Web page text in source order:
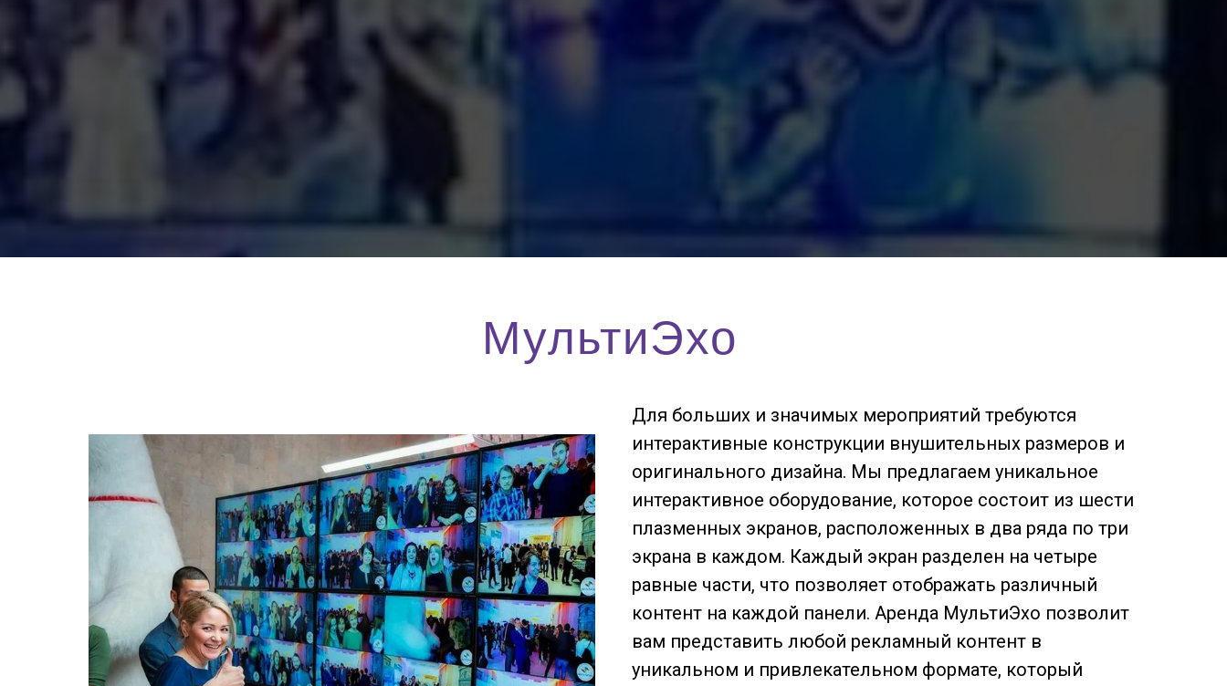
МультиЭхо
Для больших и значимых мероприятий требуются
интерактивные конструкции внушительных размеров и
оригинального дизайна. Мы предлагаем уникальное
интерактивное оборудование, которое состоит из шести
плазменных экранов, расположенных в два ряда по три
экрана в каждом. Каждый экран разделен на четыре
равные части, что позволяет отображать различный
контент на каждой панели. Аренда МультиЭхо позволит
вам представить любой рекламный контент в
уникальном и привлекательном формате, который